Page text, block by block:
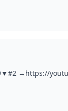
→https://